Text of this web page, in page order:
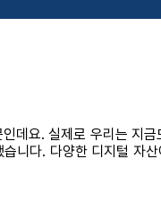
데요. 실제로 우리는
니다. 다양한 디지털 자